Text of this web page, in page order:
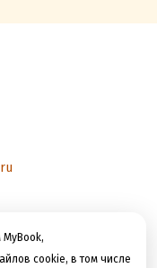
cookie, в том числе